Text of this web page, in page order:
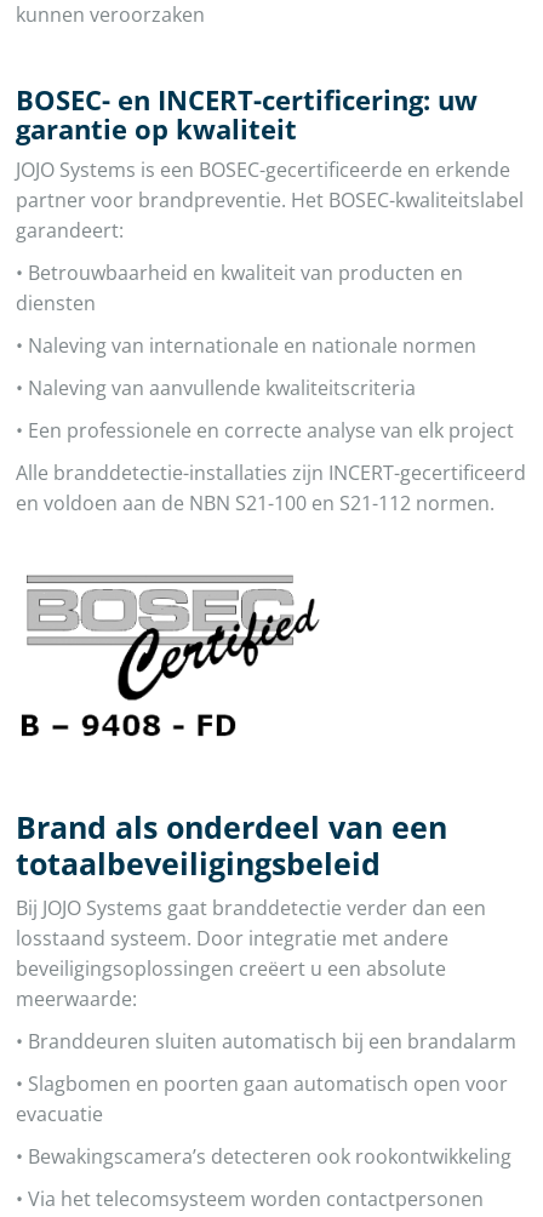
kunnen veroorzaken
BOSEC- en INCERT-certificering: uw
garantie op kwaliteit
JOJO Systems is een BOSEC-gecertificeerde en erkende
partner voor brandpreventie. Het BOSEC-kwaliteitslabel
garandeert:
• Betrouwbaarheid en kwaliteit van producten en
diensten
• Naleving van internationale en nationale normen
• Naleving van aanvullende kwaliteitscriteria
• Een professionele en correcte analyse van elk project
Alle branddetectie-installaties zijn INCERT-gecertificeerd
en voldoen aan de NBN S21-100 en S21-112 normen.
Brand als onderdeel van een
totaalbeveiligingsbeleid
Bij JOJO Systems gaat branddetectie verder dan een
losstaand systeem. Door integratie met andere
beveiligingsoplossingen creëert u een absolute
meerwaarde:
• Branddeuren sluiten automatisch bij een brandalarm
• Slagbomen en poorten gaan automatisch open voor
evacuatie
• Bewakingscamera’s detecteren ook rookontwikkeling
• Via het telecomsysteem worden contactpersonen